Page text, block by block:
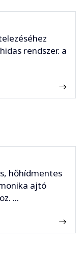
rendszer. a
hőhídmentes
ajtó
...